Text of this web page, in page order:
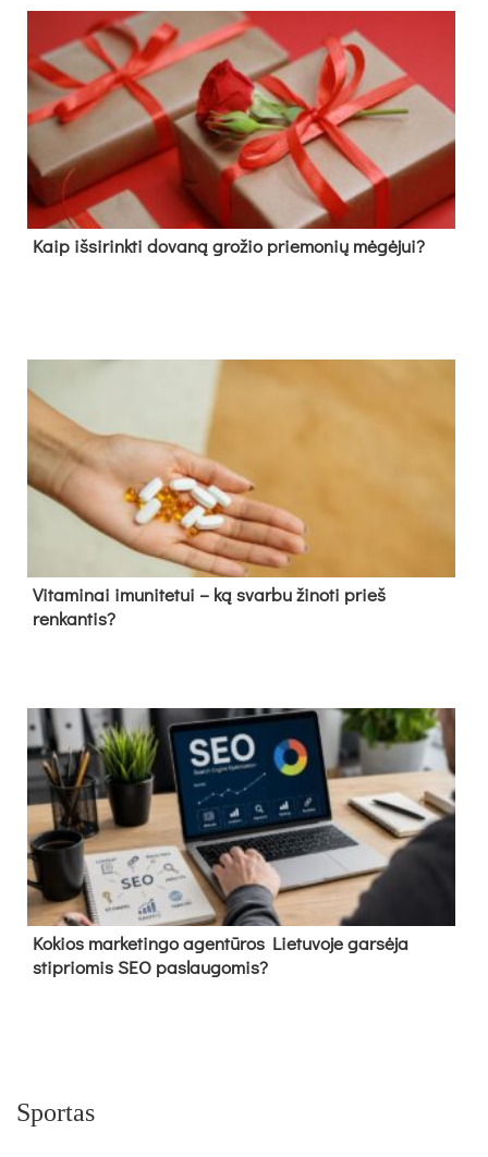
Kaip išsirinkti dovaną grožio priemonių mėgėjui?
Vitaminai imunitetui – ką svarbu žinoti prieš
renkantis?
Kokios marketingo agentūros Lietuvoje garsėja
stipriomis SEO paslaugomis?
Sportas